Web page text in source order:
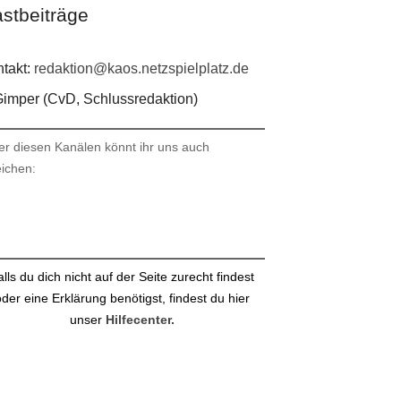
redaktion@kaos.netzspielplatz.de
(CvD, Schlussredaktion)
diesen Kanälen könnt ihr uns auch
du dich nicht auf der Seite zurecht findest
eine Erklärung benötigst, findest du hier
unser Hilfecenter.